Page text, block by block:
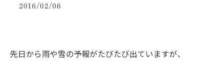
2016/02/06
先日から雨や雪の予報がたびたび出ていますが、